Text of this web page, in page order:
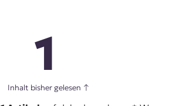
1
Inhalt bisher gelesen ↑